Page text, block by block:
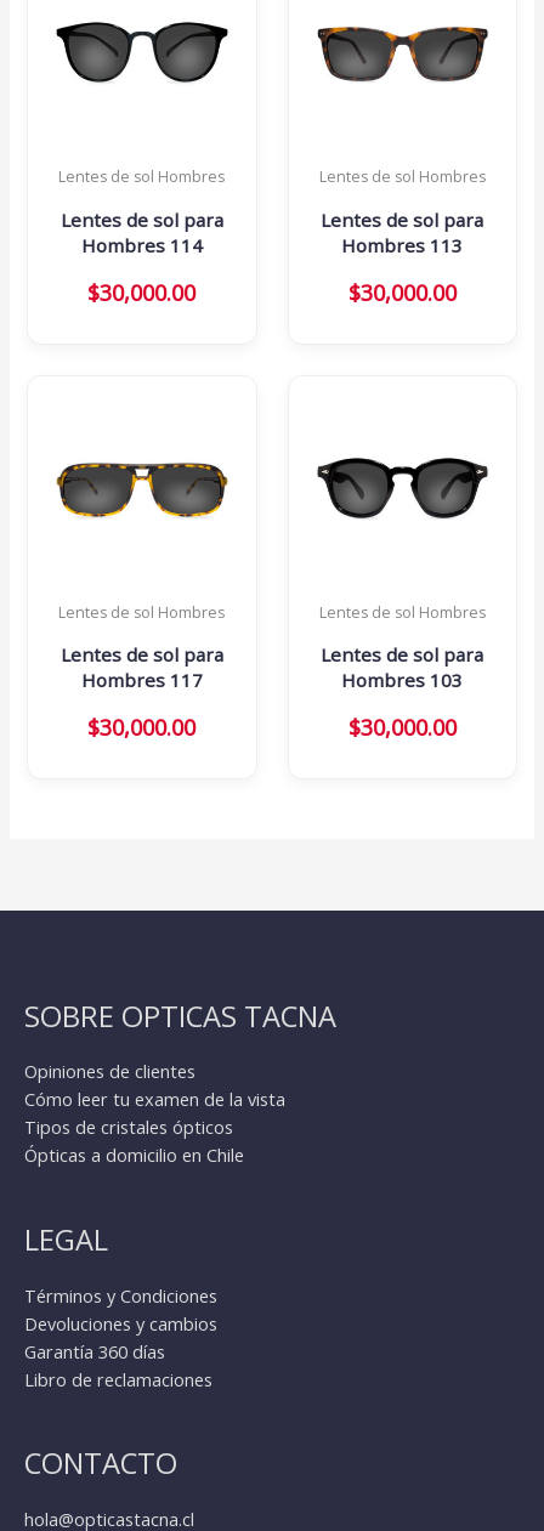
Lentes de sol Hombres
Lentes de sol para
Hombres 114
$30,000.00
Lentes de sol Hombres
Lentes de sol para
Hombres 113
$30,000.00
Lentes de sol Hombres
Lentes de sol para
Hombres 117
$30,000.00
Lentes de sol Hombres
Lentes de sol para
Hombres 103
$30,000.00
SOBRE OPTICAS TACNA
Opiniones de clientes
Cómo leer tu examen de la vista
Tipos de cristales ópticos
Ópticas a domicilio en Chile
LEGAL
Términos y Condiciones
Devoluciones y cambios
Garantía 360 días
Libro de reclamaciones
CONTACTO
hola@opticastacna.cl